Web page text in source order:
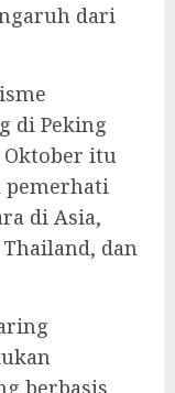
dari
di Peking
Oktober itu
pemerhati
di Asia,
dan
berbasis